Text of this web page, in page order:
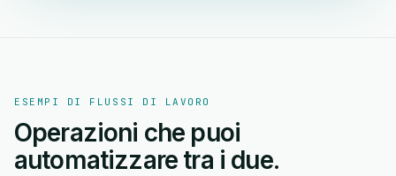
ESEMPI DI FLUSSI DI LAVORO
Operazioni che puoi
automatizzare tra i due.